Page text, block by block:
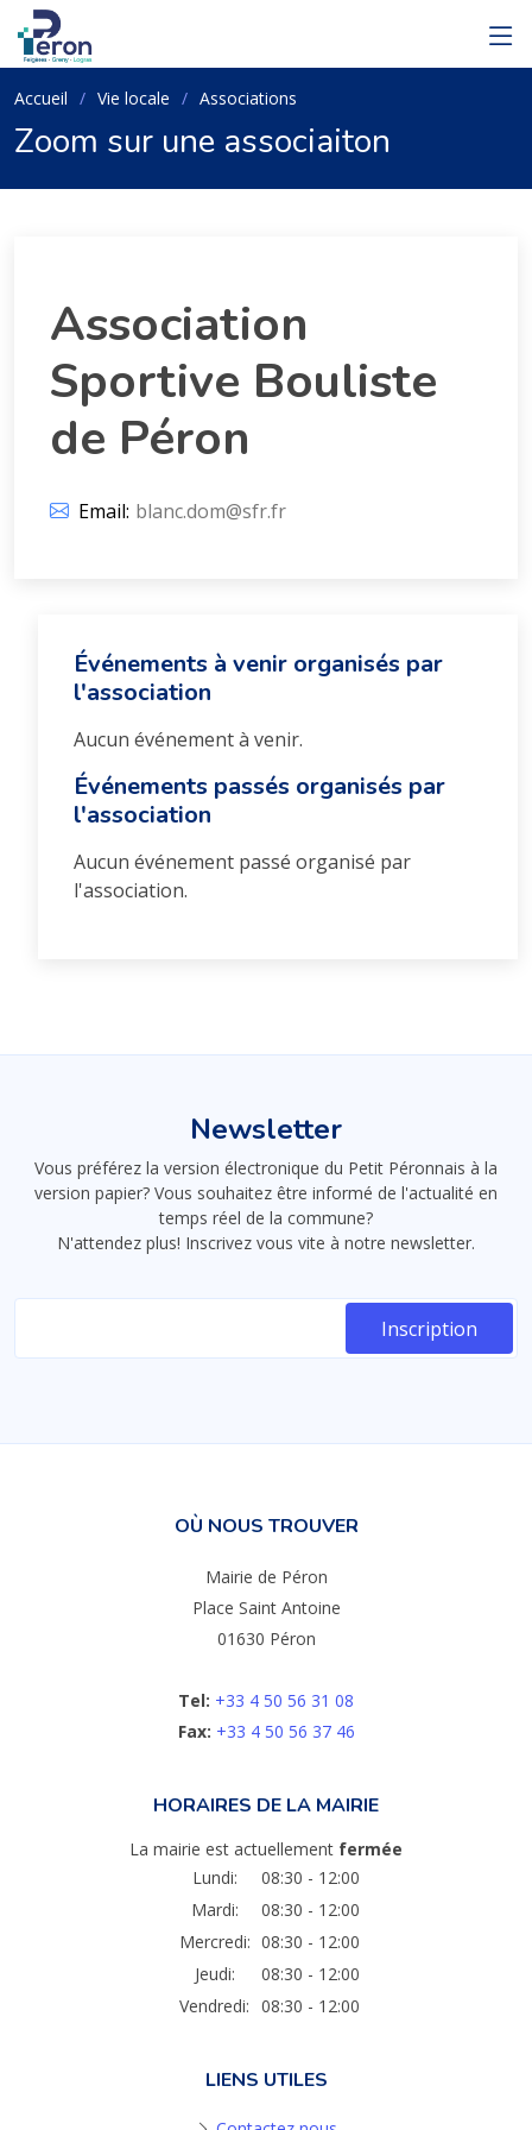
Accueil Vie locale Associations
Zoom sur une associaiton
Association
Sportive Bouliste
de Péron
Email: blanc.dom@sfr.fr
Événements à venir organisés par
l'association
Aucun événement à venir.
Événements passés organisés par
l'association
Aucun événement passé organisé par
l'association.
Newsletter
Vous préférez la version électronique du Petit Péronnais à la
version papier? Vous souhaitez être informé de l'actualité en
temps réel de la commune?
N'attendez plus! Inscrivez vous vite à notre newsletter.
OÙ NOUS TROUVER
Mairie de Péron
Place Saint Antoine
01630 Péron
Tel: +33 4 50 56 31 08
Fax: +33 4 50 56 37 46
HORAIRES DE LA MAIRIE
La mairie est actuellement fermée
Lundi:
08:30 - 12:00
Mardi:
08:30 - 12:00
Mercredi: 08:30 - 12:00
Jeudi:
08:30 - 12:00
Vendredi: 08:30 - 12:00
LIENS UTILES